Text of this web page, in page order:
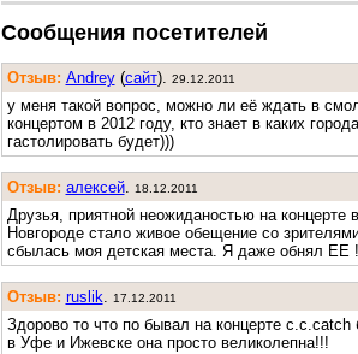
Сообщения посетителей
Отзыв: Andrey(cайт). 29.12.2011
у меня такой вопрос, можно ли её ждать в
концертом в 2012 году, кто знает в каких
гастолировать будет)))
Отзыв: алексей. 18.12.2011
Друзья, приятной неожиданостью на концерте
Новгороде стало живое обещение со
сбылась моя детская места. Я даже обнял ЕЕ
Отзыв: ruslik. 17.12.2011
Здорово то что по бывал на концерте c.c.catch
в Уфе и Ижевске она просто великолепна!!!